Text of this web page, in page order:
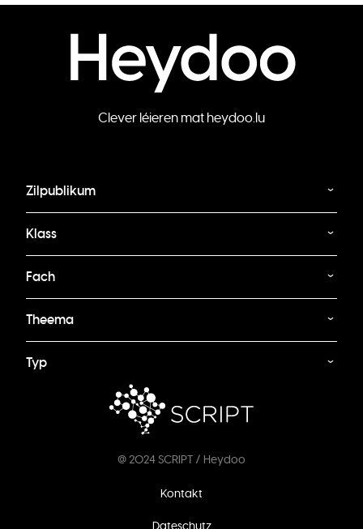
Clever léieren mat heydoo.lu
Zilpublikum
Klass
Fach
Theema
Typ
@ 2024 SCRIPT / Heydoo
Kontakt
Dateschutz